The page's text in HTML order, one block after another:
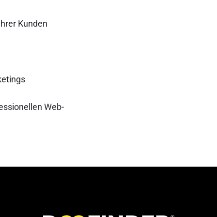
Kunden
Web-